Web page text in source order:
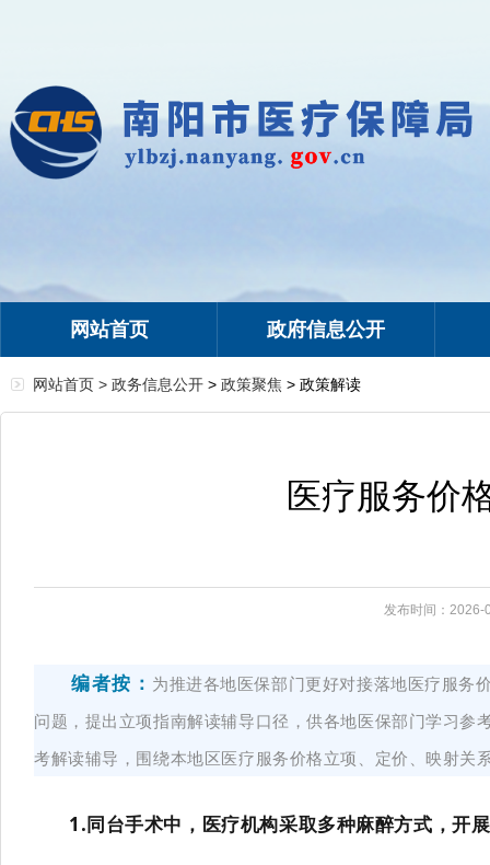
网站首页 政府信息公开
网站首页 > 政务信息公开 > 政策聚焦 > 政策解读
医疗服务价
发布时间：2026-
编者按： 为推进各地医保部门更好对接落地医疗服务
问题，提出立项指南解读辅导口径，供各地医保部门学习
考解读辅导，围绕本地区医疗服务价格立项、定价、映射
1.同台手术中，医疗机构采取多种麻醉方式 ，开展